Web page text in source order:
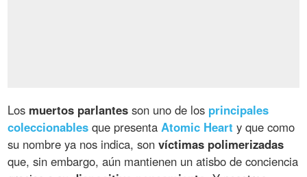
Los muertos parlantes son uno de los principales
coleccionables que presentaAtomic Heart y que como
su nombre ya nos indica, sonvíctimas polimerizadas
que, sin embargo, aún mantienen un atisbo de conciencia